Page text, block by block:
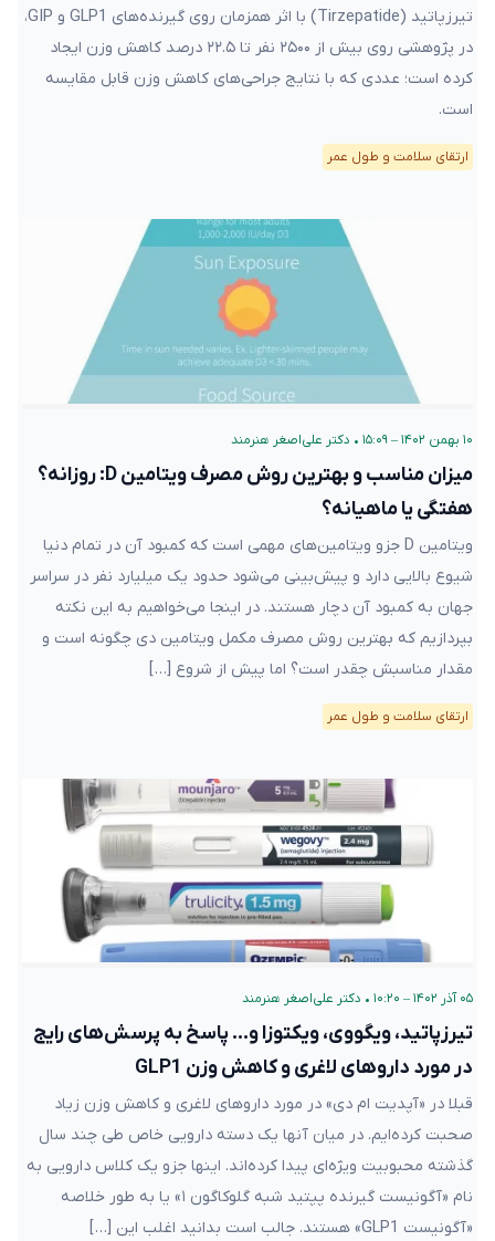
تیرزپاتید (Tirzepatide) با اثر همزمان روی گیرنده‌های GLP1 و GIP،
در پژوهشی روی بیش از ۲۵۰۰ نفر تا ۲۲.۵ درصد کاهش وزن ایجاد
کرده است؛ عددی که با نتایج جراحی‌های کاهش وزن قابل مقایسه
است.
ارتقای سلامت و طول عمر
۱۰ بهمن ۱۴۰۲ – ۱۵:۰۹ • دکتر علی‌اصغر هنرمند
میزان مناسب و بهترین روش مصرف ویتامین D: روزانه؟
هفتگی یا ماهیانه؟
ویتامین D جزو ویتامین‌های مهمی است که کمبود آن در تمام دنیا
شیوع بالایی دارد و پیش‌بینی می‌شود حدود یک میلیارد نفر در سراسر
جهان به کمبود آن دچار هستند. در اینجا می‌خواهیم به این نکته
بپردازیم که بهترین روش مصرف مکمل ویتامین دی چگونه است و
مقدار مناسبش چقدر است؟ اما پیش از شروع […]
ارتقای سلامت و طول عمر
۰۵ آذر ۱۴۰۲ – ۱۰:۲۰ • دکتر علی‌اصغر هنرمند
تیرزپاتید، ویگووی، ویکتوزا و… پاسخ به پرسش‌های رایج
در مورد داروهای لاغری و کاهش وزن GLP1
قبلا در «آپدیت ام دی» در مورد داروهای لاغری و کاهش وزن زیاد
صحبت کرده‌ایم. در میان آنها یک دسته دارویی خاص طی چند سال
گذشته محبوبیت ویژه‌ای پیدا کرده‌اند. اینها جزو یک کلاس دارویی به
نام «آگونیست گیرنده پپتید شبه گلوکاگون ۱» یا به طور خلاصه
«آگونیست GLP1» هستند. جالب است بدانید اغلب این […]